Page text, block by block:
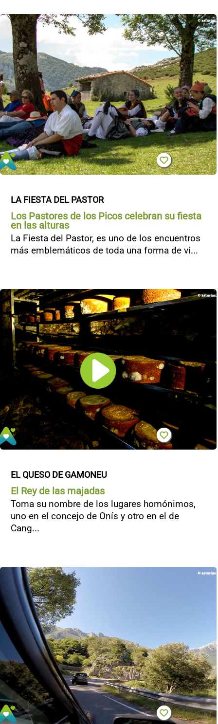
LA FIESTA DEL PASTOR
Los Pastores de los Picos celebran su fiesta
en las alturas
La Fiesta del Pastor, es uno de los encuentros
más emblemáticos de toda una forma de vi...
EL QUESO DE GAMONEU
El Rey de las majadas
Toma su nombre de los lugares homónimos,
uno en el concejo de Onís y otro en el de
Cang...